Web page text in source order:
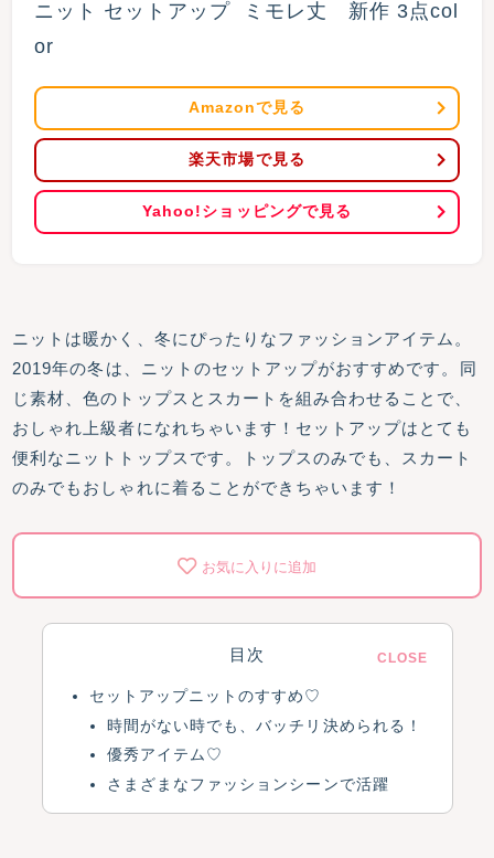
ニット セットアップ  ミモレ丈　新作 3点col
or
Amazonで見る
楽天市場で見る
Yahoo!ショッピングで見る
ニットは暖かく、冬にぴったりなファッションアイテム。
2019年の冬は、ニットのセットアップがおすすめです。同
じ素材、色のトップスとスカートを組み合わせることで、
おしゃれ上級者になれちゃいます！セットアップはとても
便利なニットトップスです。トップスのみでも、スカート
のみでもおしゃれに着ることができちゃいます！
お気に入りに追加
目次
セットアップニットのすすめ♡
時間がない時でも、バッチリ決められる！
優秀アイテム♡
さまざまなファッションシーンで活躍